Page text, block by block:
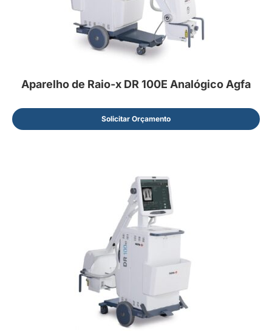
Aparelho de Raio-x DR 100E Analógico Agfa
Solicitar Orçamento